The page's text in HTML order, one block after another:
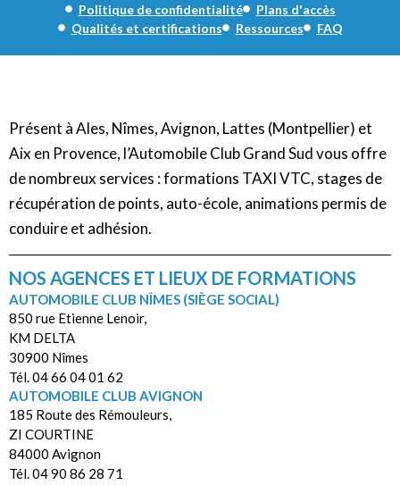
Politique de confidentialité
Plans d'accès
Qualités et certifications
Ressources FAQ
Présent à Ales, Nîmes, Avignon, Lattes (Montpellier) et
Aix en Provence, l’Automobile Club Grand Sud vous offre
de nombreux services : formations TAXI VTC, stages de
récupération de points, auto-école, animations permis de
conduire et adhésion.
NOS AGENCES ET LIEUX DE FORMATIONS
AUTOMOBILE CLUB NÎMES (SIÈGE SOCIAL)
850 rue Etienne Lenoir,
KM DELTA
30900 Nîmes
Tél. 04 66 04 01 62
AUTOMOBILE CLUB AVIGNON
185 Route des Rémouleurs,
ZI COURTINE
84000 Avignon
Tél. 04 90 86 28 71